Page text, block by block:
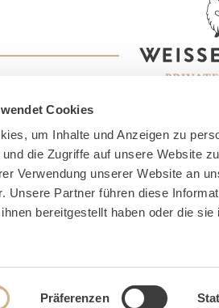
Cookies
um Inhalte und Anzeigen zu
die Zugriffe auf unsere Website
Verwendung unserer Website an
Unsere Partner führen diese
bereitgestellt haben oder die
Präferenzen